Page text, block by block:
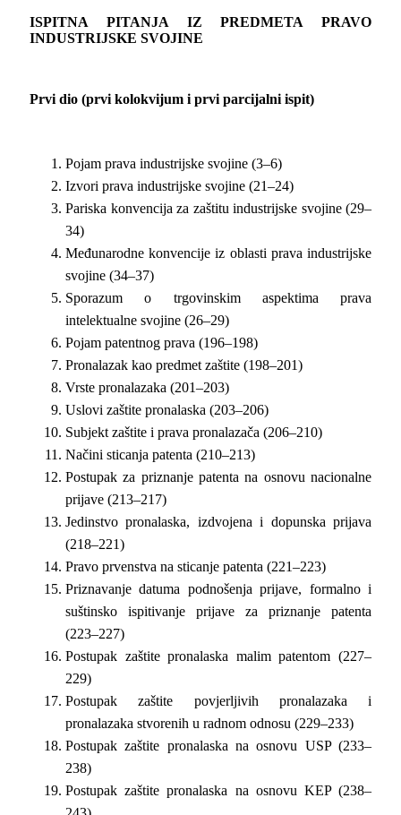
ISPITNA PITANJA IZ PREDMETA PRAVO
INDUSTRIJSKE SVOJINE
Prvi dio (prvi kolokvijum i prvi parcijalni ispit)
Pojam prava industrijske svojine (3–6)
Izvori prava industrijske svojine (21–24)
Pariska konvencija za zaštitu industrijske svojine (29–
34)
Međunarodne konvencije iz oblasti prava industrijske
svojine (34–37)
Sporazum o trgovinskim aspektima prava
intelektualne svojine (26–29)
Pojam patentnog prava (196–198)
Pronalazak kao predmet zaštite (198–201)
Vrste pronalazaka (201–203)
Uslovi zaštite pronalaska (203–206)
Subjekt zaštite i prava pronalazača (206–210)
Načini sticanja patenta (210–213)
Postupak za priznanje patenta na osnovu nacionalne
prijave (213–217)
Jedinstvo pronalaska, izdvojena i dopunska prijava
(218–221)
Pravo prvenstva na sticanje patenta (221–223)
Priznavanje datuma podnošenja prijave, formalno i
suštinsko ispitivanje prijave za priznanje patenta
(223–227)
Postupak zaštite pronalaska malim patentom (227–
229)
Postupak zaštite povjerljivih pronalazaka i
pronalazaka stvorenih u radnom odnosu (229–233)
Postupak zaštite pronalaska na osnovu USP (233–
238)
Postupak zaštite pronalaska na osnovu KEP (238–